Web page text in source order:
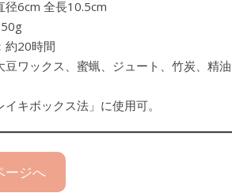
径6cm 全長10.5cm
約20時間
豆ワックス、蜜蝋、ジュート、竹炭、精油
キボックス法」に使用可。
ージへ